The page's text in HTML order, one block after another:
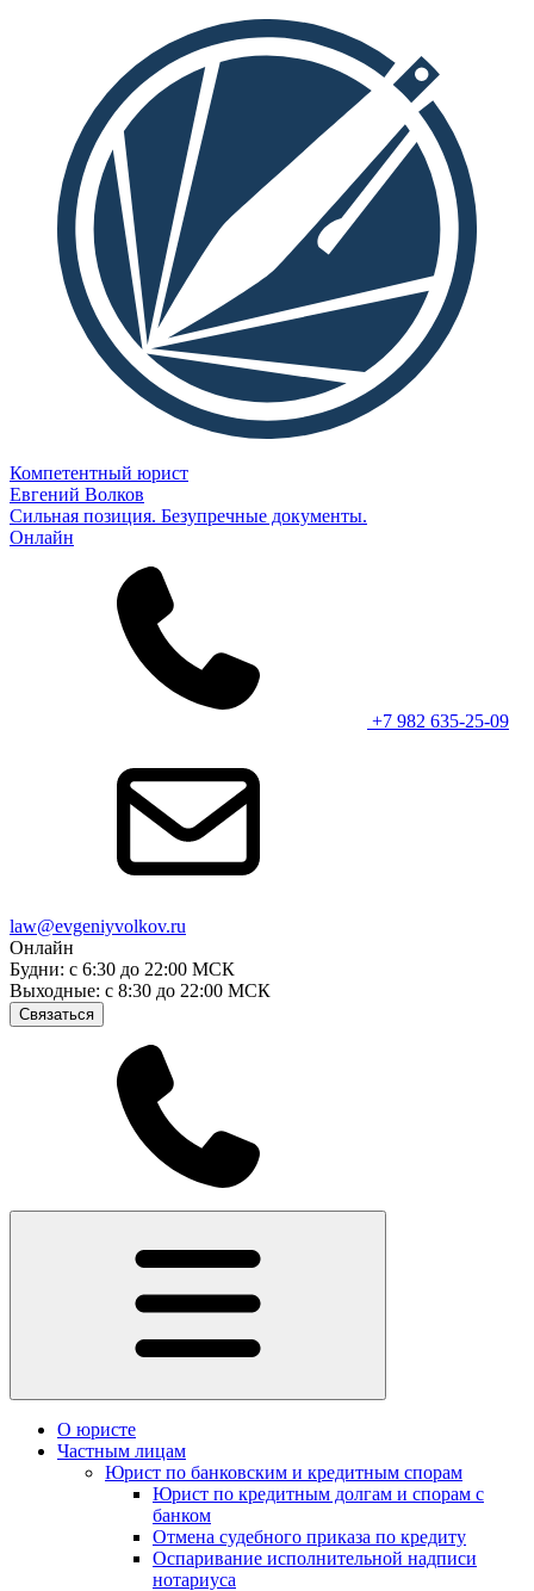
Компетентный юрист
Евгений Волков
Сильная позиция. Безупречные документы.
Онлайн
+7 982 635-25-09
law@evgeniyvolkov.ru
Онлайн
Будни: с 6:30 до 22:00 МСК
Выходные: с 8:30 до 22:00 МСК
Связаться
О юристе
Частным лицам
Юрист по банковским и кредитным спорам
Юрист по кредитным долгам и спорам с
банком
Отмена судебного приказа по кредиту
Оспаривание исполнительной надписи
нотариуса